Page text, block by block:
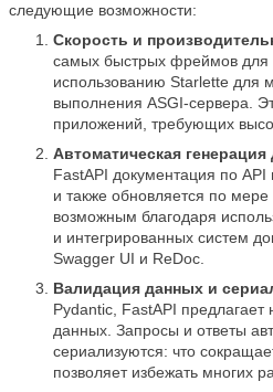
следующие возможности:
Скорость и
самых быстрых фреймов для
использованию Starlette для
выполнения ASGI-сервера.
приложений, требующих
Автоматическая генерация
FastAPI документация по API
и также обновляется по
возможным благодаря
и интегрированных систем
Swagger UI и ReDoc.
Валидация данных и
Pydantic, FastAPI
данных. Запросы и ответы
сериализуются: что
позволяет избежать многих